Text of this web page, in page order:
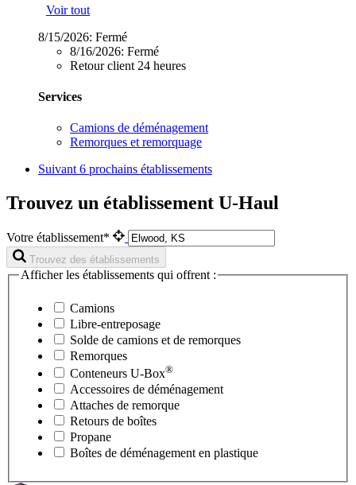
Voir tout
8/15/2026: Fermé
8/16/2026: Fermé
Retour client 24 heures
Services
Camions de déménagement
Remorques et remorquage
Suivant 6 prochains établissements
Trouvez un établissement U-Haul
Votre établissement*
Trouvez des établissements
Afficher les établissements qui offrent :
Camions
Libre-entreposage
Solde de camions et de remorques
Remorques
Conteneurs U-Box®
Accessoires de déménagement
Attaches de remorque
Retours de boîtes
Propane
Boîtes de déménagement en plastique